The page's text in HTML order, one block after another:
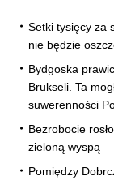
Setki tysięcy za
nie będzie
Bydgoska
Brukseli. Ta
suwerenności
Bezrobocie
zieloną wyspą
Pomiędzy